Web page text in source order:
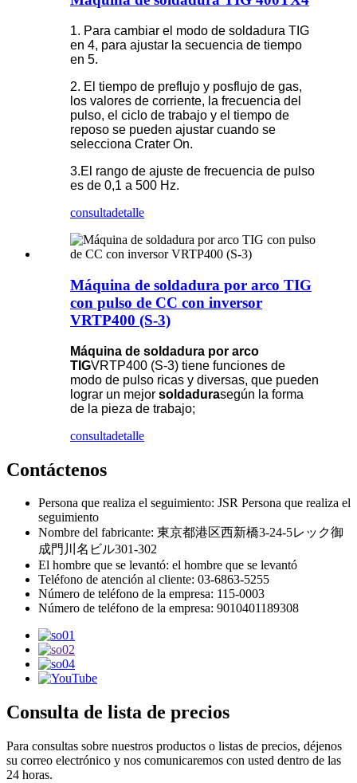
1. Para cambiar el modo de soldadura TIG
en 4, para ajustar la secuencia de tiempo
en 5.
2. El tiempo de preflujo y posflujo de gas,
los valores de corriente, la frecuencia del
pulso, el ciclo de trabajo y el tiempo de
reposo se pueden ajustar cuando se
selecciona Crater On.
3.El rango de ajuste de frecuencia de pulso
es de 0,1 a 500 Hz.
consultadetalle
Máquina de soldadura por arco TIG
con pulso de CC con inversor
VRTP400 (S-3)
Máquina de soldadura por arco
TIGVRTP400 (S-3) tiene funciones de
modo de pulso ricas y diversas, que pueden
lograr un mejor soldadurasegún la forma
de la pieza de trabajo;
consultadetalle
Contáctenos
Persona que realiza el seguimiento: JSR Persona que realiza el
seguimiento
Nombre del fabricante: 東京都港区西新橋3-24-5レック御
成門川名ビル301-302
El hombre que se levantó: el hombre que se levantó
Teléfono de atención al cliente: 03-6863-5255
Número de teléfono de la empresa: 115-0003
Número de teléfono de la empresa: 9010401189308
Consulta de lista de precios
Para consultas sobre nuestros productos o listas de precios, déjenos
su correo electrónico y nos comunicaremos con usted dentro de las
24 horas.